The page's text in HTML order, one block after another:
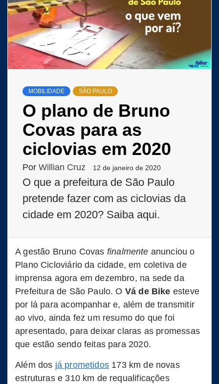
MOBILIDADE SÃO PAULO
O plano de Bruno
Covas para as
ciclovias em 2020
Por Willian Cruz 12 de janeiro de 2020
O que a prefeitura de São Paulo
pretende fazer com as ciclovias da
cidade em 2020? Saiba aqui.
A gestão Bruno Covas finalmente anunciou o
Plano Cicloviário da cidade, em coletiva de
imprensa agora em dezembro, na sede da
Prefeitura de São Paulo. O Vá de Bike esteve
por lá para acompanhar e, além de transmitir
ao vivo, ainda fez um resumo do que foi
apresentado, para deixar claras as promessas
que estão sendo feitas para 2020.
Além dos já prometidos173 km de novas
estruturas e 310 km de requalificações